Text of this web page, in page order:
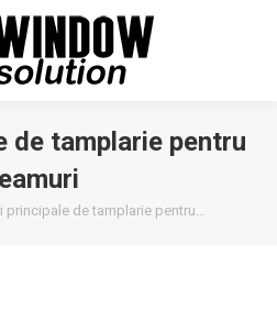
de tamplarie pentru
principale de tamplarie pentru…